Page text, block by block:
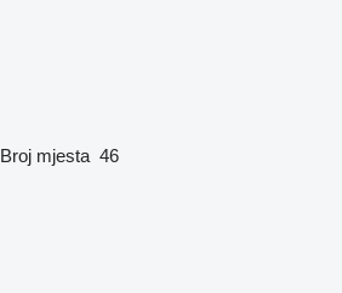
Broj mjesta 46